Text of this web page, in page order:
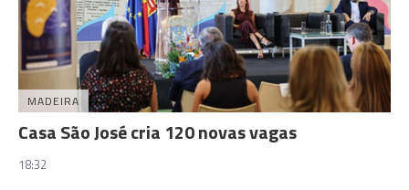
MADEIRA
Casa São José cria 120 novas vagas
18:32